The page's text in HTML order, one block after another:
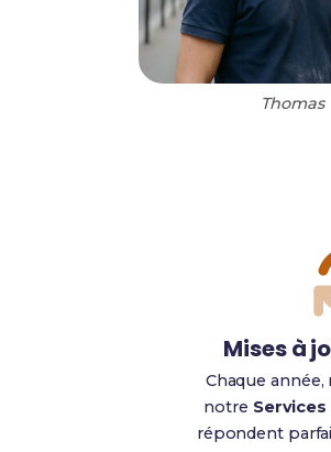
Thomas
Mises à
Chaque
notre Services
répondent